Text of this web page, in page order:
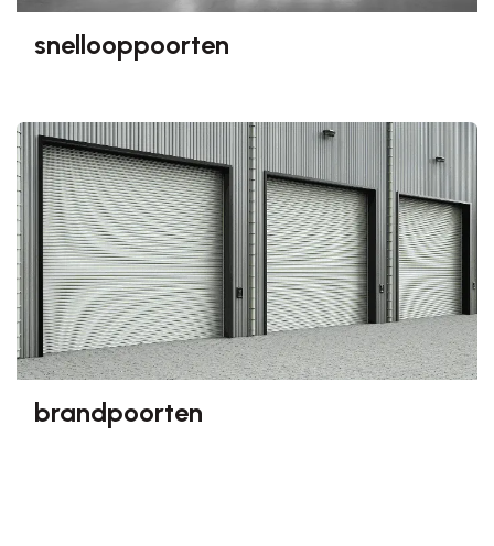
snellooppoorten
brandpoorten